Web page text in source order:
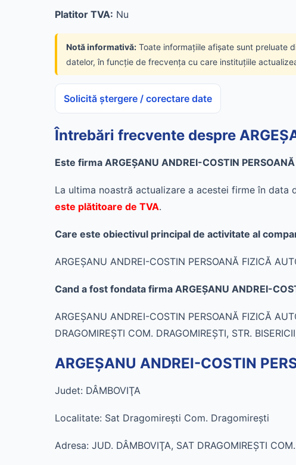
Platitor TVA: Nu
Notă informativă: Toate informațiile afișate sunt preluate
datelor, în funcție de frecvența cu care instituțiile
Solicită ștergere / corectare date
Întrebări frecvente despre
Este firma ARGEŞANU ANDREI-COSTIN
La ultima noastră actualizare a acestei firme în data
este plătitoare de TVA.
Care este obiectivul principal de activitate al
ARGEŞANU ANDREI-COSTIN PERSOANĂ FIZICĂ
Cand a fost fondata firma ARGEŞANU ANDREI-
ARGEŞANU ANDREI-COSTIN PERSOANĂ FIZICĂ
DRAGOMIREŞTI COM. DRAGOMIREŞTI, STR.
ARGEŞANU ANDREI-COSTIN
Judet: DÂMBOVIŢA
Localitate: Sat Dragomireşti Com. Dragomireşti
Adresa: JUD. DÂMBOVIŢA, SAT DRAGOMIREŞTI